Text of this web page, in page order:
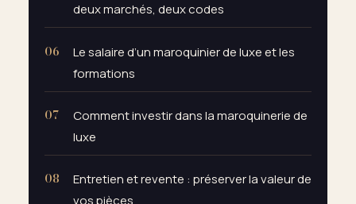
deux marchés, deux codes
Le salaire d’un maroquinier de luxe et les
formations
Comment investir dans la maroquinerie de
luxe
Entretien et revente : préserver la valeur de
vos pièces